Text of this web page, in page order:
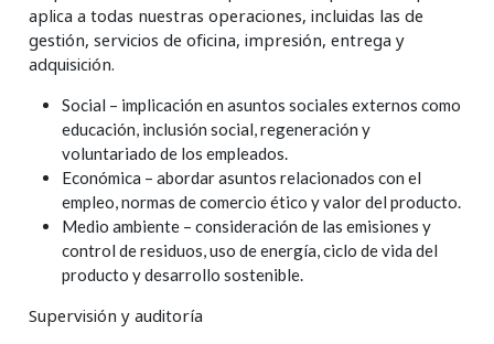
aplica a todas nuestras operaciones, incluidas las de
gestión, servicios de oficina, impresión, entrega y
adquisición.
Social – implicación en asuntos sociales externos como
educación, inclusión social, regeneración y
voluntariado de los empleados.
Económica – abordar asuntos relacionados con el
empleo, normas de comercio ético y valor del producto.
Medio ambiente – consideración de las emisiones y
control de residuos, uso de energía, ciclo de vida del
producto y desarrollo sostenible.
Supervisión y auditoría